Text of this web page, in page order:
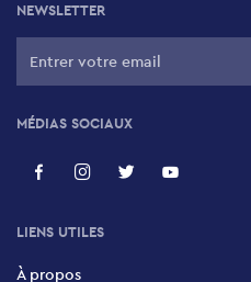
NEWSLETTER
MÉDIAS SOCIAUX
LIENS UTILES
À propos